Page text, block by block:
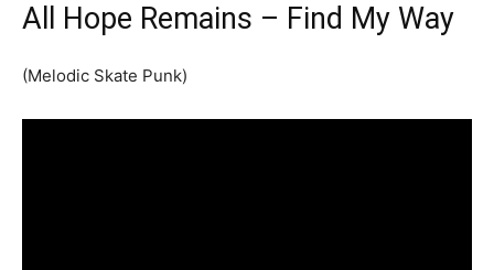
All Hope Remains – Find My Way
(Melodic Skate Punk)